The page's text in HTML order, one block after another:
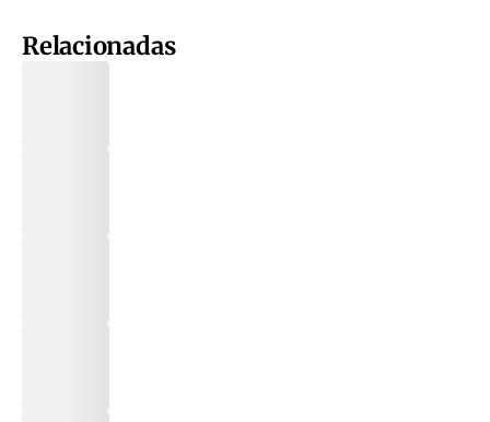
Relacionadas